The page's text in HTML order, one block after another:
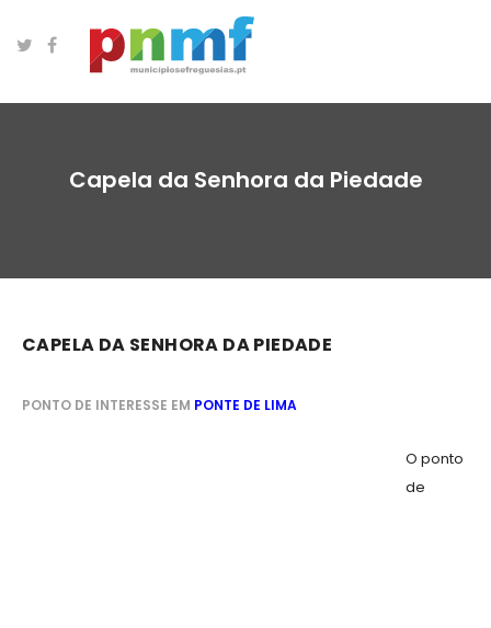
Capela da Senhora da Piedade
CAPELA DA SENHORA DA PIEDADE
PONTO DE INTERESSE EM PONTE DE LIMA
O ponto
de